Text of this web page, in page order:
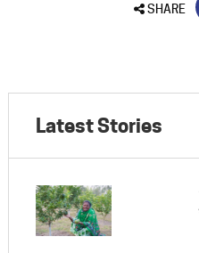
SHARE
Latest Stories